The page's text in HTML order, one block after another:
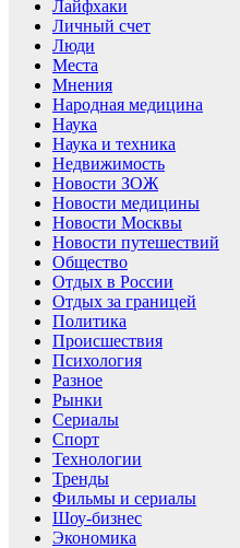
Лайфхаки
Личный счет
Люди
Места
Мнения
Народная медицина
Наука
Наука и техника
Недвижимость
Новости ЗОЖ
Новости медицины
Новости Москвы
Новости путешествий
Общество
Отдых в России
Отдых за границей
Политика
Происшествия
Психология
Разное
Рынки
Сериалы
Спорт
Технологии
Тренды
Фильмы и сериалы
Шоу-бизнес
Экономика